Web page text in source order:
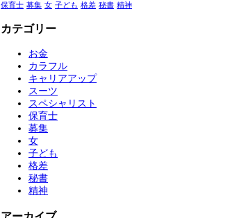
保育士 募集 女 子ども 格差 秘書 精神
カテゴリー
お金
カラフル
キャリアアップ
スーツ
スペシャリスト
保育士
募集
女
子ども
格差
秘書
精神